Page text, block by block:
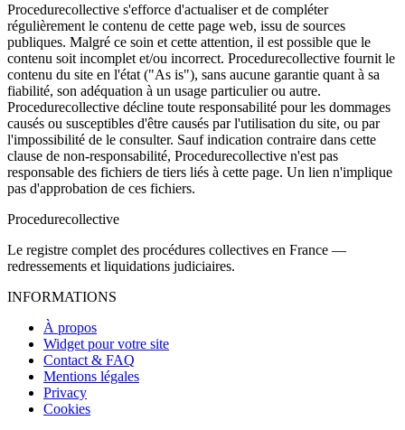
Procedurecollective s'efforce d'actualiser et de compléter
régulièrement le contenu de cette page web, issu de sources
publiques. Malgré ce soin et cette attention, il est possible que le
contenu soit incomplet et/ou incorrect. Procedurecollective fournit le
contenu du site en l'état ("As is"), sans aucune garantie quant à sa
fiabilité, son adéquation à un usage particulier ou autre.
Procedurecollective décline toute responsabilité pour les dommages
causés ou susceptibles d'être causés par l'utilisation du site, ou par
l'impossibilité de le consulter. Sauf indication contraire dans cette
clause de non-responsabilité, Procedurecollective n'est pas
responsable des fichiers de tiers liés à cette page. Un lien n'implique
pas d'approbation de ces fichiers.
Procedurecollective
Le registre complet des procédures collectives en France —
redressements et liquidations judiciaires.
INFORMATIONS
À propos
Widget pour votre site
Contact & FAQ
Mentions légales
Privacy
Cookies